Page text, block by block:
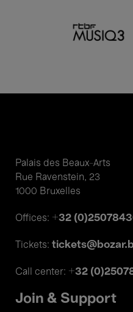
Palais des Beaux-Arts
Rue Ravenstein, 23
1000 Bruxelles
Offices: +32
Tickets:
Call center: +32
Join & Support